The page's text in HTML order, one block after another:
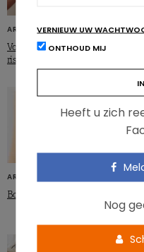
ARTIKELS
Voedingssupplementen: niet zonder
risico voor sporters
ARTIKELS
Borstkanker: de probioticapiste
VERNIEUW UW
ONTHOUD MIJ
Heeft u zich
Nog